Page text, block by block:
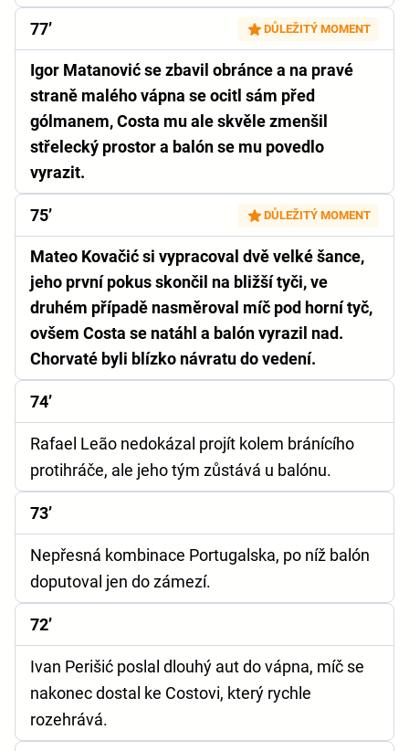
77’ DŮLEŽITÝ MOMENT
Igor Matanović se zbavil obránce a na pravé
straně malého vápna se ocitl sám před
gólmanem, Costa mu ale skvěle zmenšil
střelecký prostor a balón se mu povedlo
vyrazit.
75’ DŮLEŽITÝ MOMENT
Mateo Kovačić si vypracoval dvě velké šance,
jeho první pokus skončil na bližší tyči, ve
druhém případě nasměroval míč pod horní tyč,
ovšem Costa se natáhl a balón vyrazil nad.
Chorvaté byli blízko návratu do vedení.
74’
Rafael Leão nedokázal projít kolem bránícího
protihráče, ale jeho tým zůstává u balónu.
73’
Nepřesná kombinace Portugalska, po níž balón
doputoval jen do zámezí.
72’
Ivan Perišić poslal dlouhý aut do vápna, míč se
nakonec dostal ke Costovi, který rychle
rozehrává.